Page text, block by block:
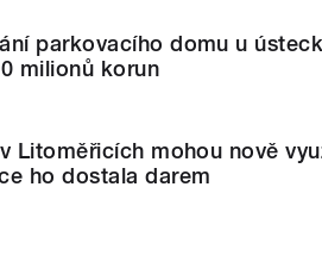
parkovacího domu u
milionů korun
Litoměřicích mohou nově
ho dostala darem